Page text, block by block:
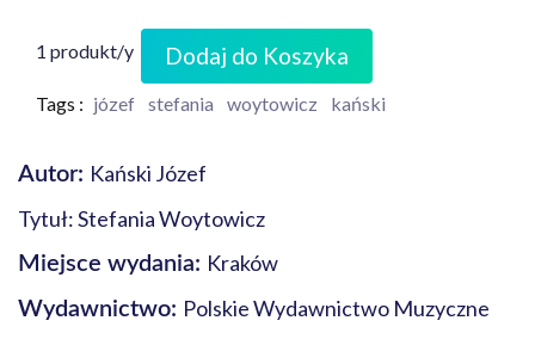
1 produkt/y Dodaj do Koszyka
Tags : józef stefania woytowicz kański
Autor: Kański Józef
Tytuł: Stefania Woytowicz
Miejsce wydania: Kraków
Wydawnictwo: Polskie Wydawnictwo Muzyczne